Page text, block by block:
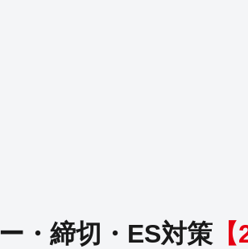
・締切・ES対策 【